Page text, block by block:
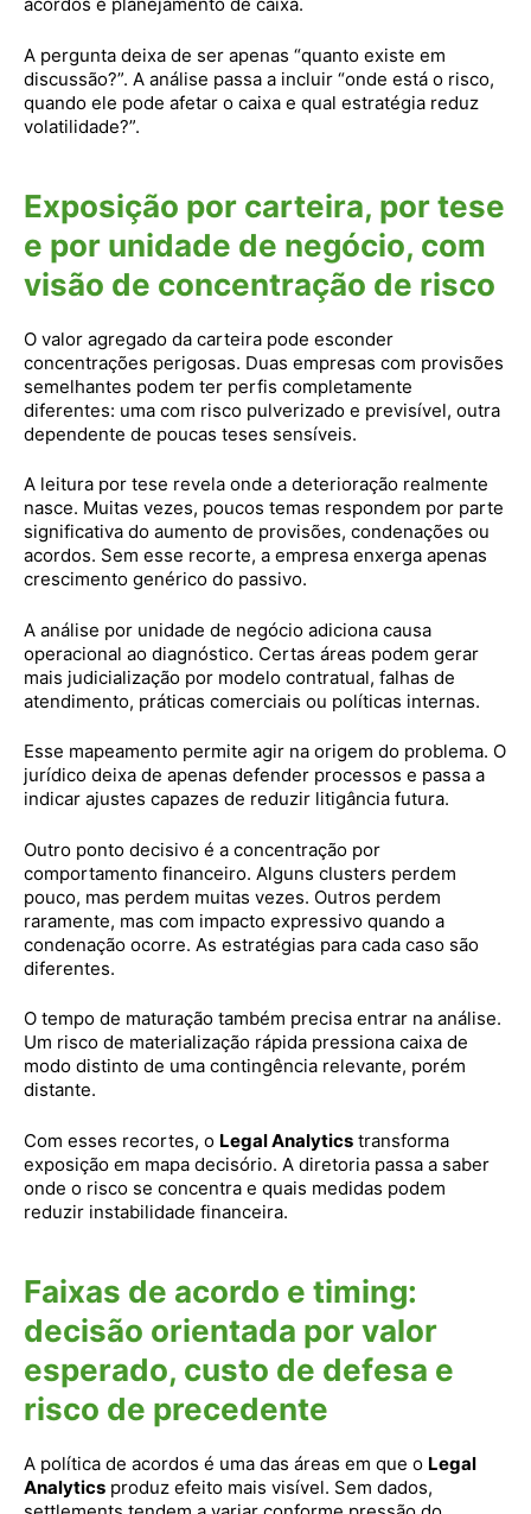
A pergunta deixa de ser apenas “quanto existe em
discussão?”. A análise passa a incluir “onde está o risco,
quando ele pode afetar o caixa e qual estratégia reduz
volatilidade?”.
Exposição por carteira, por tese
e por unidade de negócio, com
visão de concentração de risco
O valor agregado da carteira pode esconder
concentrações perigosas. Duas empresas com provisões
semelhantes podem ter perfis completamente
diferentes: uma com risco pulverizado e previsível, outra
dependente de poucas teses sensíveis.
A leitura por tese revela onde a deterioração realmente
nasce. Muitas vezes, poucos temas respondem por parte
significativa do aumento de provisões, condenações ou
acordos. Sem esse recorte, a empresa enxerga apenas
crescimento genérico do passivo.
A análise por unidade de negócio adiciona causa
operacional ao diagnóstico. Certas áreas podem gerar
mais judicialização por modelo contratual, falhas de
atendimento, práticas comerciais ou políticas internas.
Esse mapeamento permite agir na origem do problema. O
jurídico deixa de apenas defender processos e passa a
indicar ajustes capazes de reduzir litigância futura.
Outro ponto decisivo é a concentração por
comportamento financeiro. Alguns clusters perdem
pouco, mas perdem muitas vezes. Outros perdem
raramente, mas com impacto expressivo quando a
condenação ocorre. As estratégias para cada caso são
diferentes.
O tempo de maturação também precisa entrar na análise.
Um risco de materialização rápida pressiona caixa de
modo distinto de uma contingência relevante, porém
distante.
Com esses recortes, o Legal Analytics transforma
exposição em mapa decisório. A diretoria passa a saber
onde o risco se concentra e quais medidas podem
reduzir instabilidade financeira.
Faixas de acordo e timing:
decisão orientada por valor
esperado, custo de defesa e
risco de precedente
A política de acordos é uma das áreas em que o Legal
Analytics produz efeito mais visível. Sem dados,